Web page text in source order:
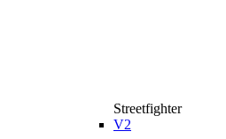
Streetfighter
V2